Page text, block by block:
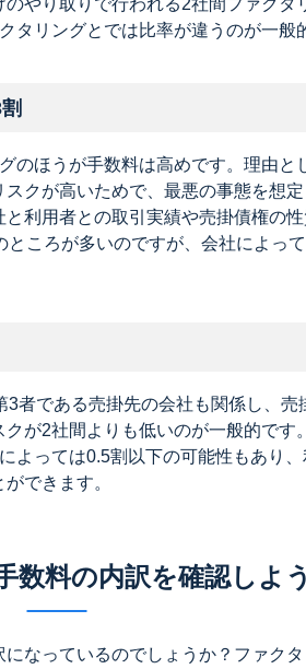
やり取りで行われる2社間ファクタ
タリングとでは比率が違うのが一般
のほうが手数料は高めです。理由と
クが高いためで、最悪の事態を想
利用者との取引実績や売掛債権の
ころが多いのですが、会社によっ
者である売掛先の会社も関係し、売
が2社間よりも低いのが一般的です
よっては0.5割以下の可能性もあり
できます。
数料の内訳を確認しよう
なっているのでしょうか？ファク